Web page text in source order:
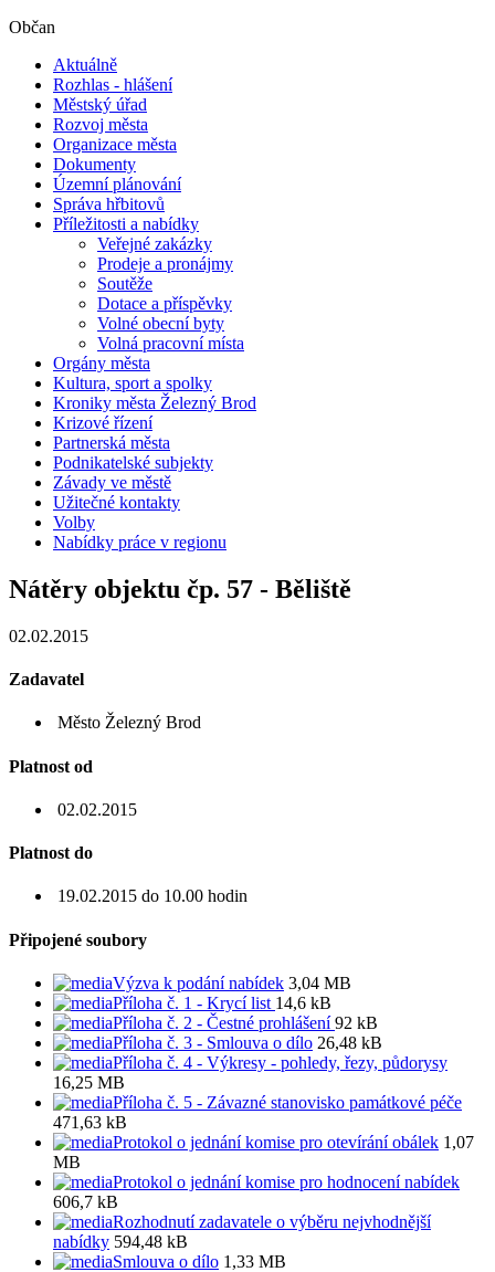
Občan
Aktuálně
Rozhlas - hlášení
Městský úřad
Rozvoj města
Organizace města
Dokumenty
Územní plánování
Správa hřbitovů
Příležitosti a nabídky
Veřejné zakázky
Prodeje a pronájmy
Soutěže
Dotace a příspěvky
Volné obecní byty
Volná pracovní místa
Orgány města
Kultura, sport a spolky
Kroniky města Železný Brod
Krizové řízení
Partnerská města
Podnikatelské subjekty
Závady ve městě
Užitečné kontakty
Volby
Nabídky práce v regionu
Nátěry objektu čp. 57 - Běliště
02.02.2015
Zadavatel
Město Železný Brod
Platnost od
02.02.2015
Platnost do
19.02.2015 do 10.00 hodin
Připojené soubory
Výzva k podání nabídek 3,04 MB
Příloha č. 1 - Krycí list 14,6 kB
Příloha č. 2 - Čestné prohlášení92 kB
Příloha č. 3 - Smlouva o dílo 26,48 kB
Příloha č. 4 - Výkresy - pohledy, řezy, půdorysy
16,25 MB
Příloha č. 5 - Závazné stanovisko památkové péče
471,63 kB
Protokol o jednání komise pro otevírání obálek 1,07
MB
Protokol o jednání komise pro hodnocení nabídek
606,7 kB
Rozhodnutí zadavatele o výběru nejvhodnější
nabídky 594,48 kB
Smlouva o dílo 1,33 MB